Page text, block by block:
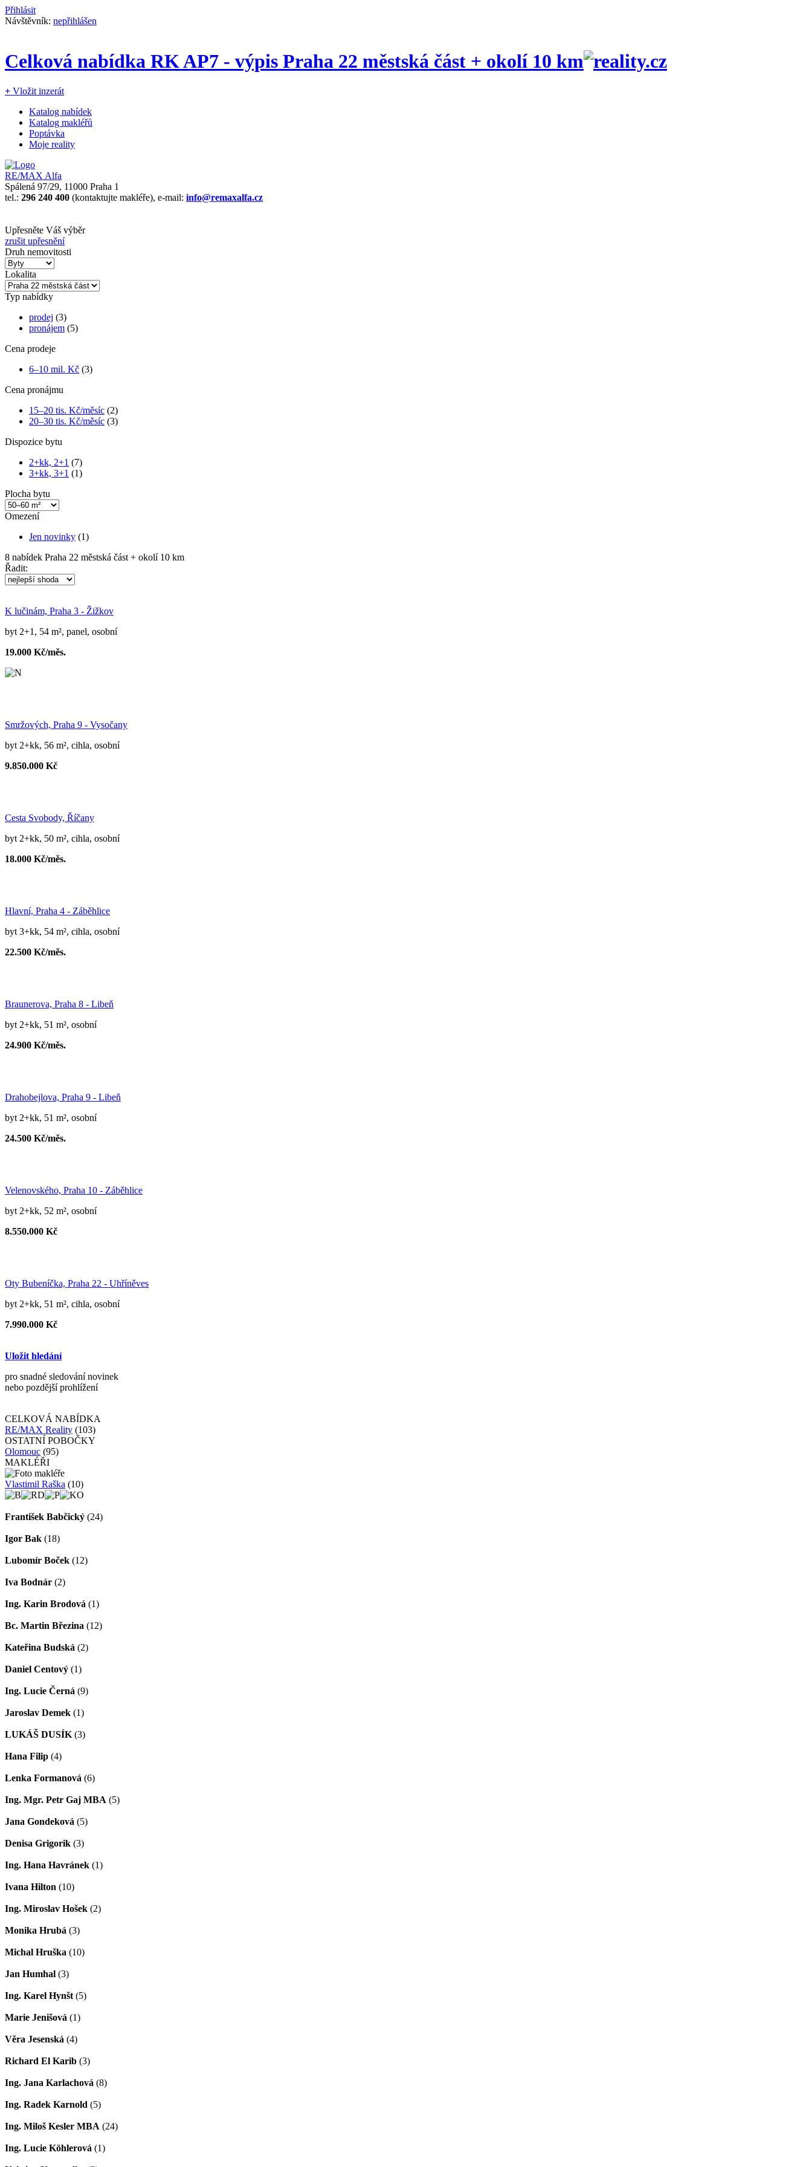
Přihlásit
Návštěvník: nepřihlášen
Celková nabídka RK AP7 - výpis Praha 22 městská část + okolí 10 km
+ Vložit inzerát
Katalog nabídek
Katalog makléřů
Poptávka
Moje reality
RE/MAX Alfa
Spálená 97/29, 11000 Praha 1
tel.: 296 240 400 (kontaktujte makléře), e-mail: info@remaxalfa.cz
Upřesněte Váš výběr
zrušit upřesnění
Druh nemovitosti
Lokalita
Typ nabídky
prodej (3)
pronájem (5)
Cena prodeje
6–10 mil. Kč (3)
Cena pronájmu
15–20 tis. Kč/měsíc (2)
20–30 tis. Kč/měsíc (3)
Dispozice bytu
2+kk, 2+1 (7)
3+kk, 3+1 (1)
Plocha bytu
Omezení
Jen novinky (1)
8 nabídek Praha 22 městská část + okolí 10 km
Řadit:
K lučinám, Praha 3 - Žižkov
byt 2+1, 54 m², panel, osobní
19.000 Kč/měs.
Smržových, Praha 9 - Vysočany
byt 2+kk, 56 m², cihla, osobní
9.850.000 Kč
Cesta Svobody, Říčany
byt 2+kk, 50 m², cihla, osobní
18.000 Kč/měs.
Hlavní, Praha 4 - Záběhlice
byt 3+kk, 54 m², cihla, osobní
22.500 Kč/měs.
Braunerova, Praha 8 - Libeň
byt 2+kk, 51 m², osobní
24.900 Kč/měs.
Drahobejlova, Praha 9 - Libeň
byt 2+kk, 51 m², osobní
24.500 Kč/měs.
Velenovského, Praha 10 - Záběhlice
byt 2+kk, 52 m², osobní
8.550.000 Kč
Oty Bubeníčka, Praha 22 - Uhříněves
byt 2+kk, 51 m², cihla, osobní
7.990.000 Kč
Uložit hledání
pro snadné sledování novinek
nebo pozdější prohlížení
CELKOVÁ NABÍDKA
RE/MAX Reality (103)
OSTATNÍ POBOČKY
Olomouc (95)
MAKLÉŘI
Vlastimil Raška (10)
František Babčický (24)
Igor Bak (18)
Lubomír Boček (12)
Iva Bodnár (2)
Ing. Karin Brodová (1)
Bc. Martin Březina (12)
Kateřina Budská (2)
Daniel Centový (1)
Ing. Lucie Černá (9)
Jaroslav Demek (1)
LUKÁŠ DUSÍK (3)
Hana Filip (4)
Lenka Formanová (6)
Ing. Mgr. Petr Gaj MBA (5)
Jana Gondeková (5)
Denisa Grigorik (3)
Ing. Hana Havránek (1)
Ivana Hilton (10)
Ing. Miroslav Hošek (2)
Monika Hrubá (3)
Michal Hruška (10)
Jan Humhal (3)
Ing. Karel Hynšt (5)
Marie Jenišová (1)
Věra Jesenská (4)
Richard El Karib (3)
Ing. Jana Karlachová (8)
Ing. Radek Karnold (5)
Ing. Miloš Kesler MBA (24)
Ing. Lucie Köhlerová (1)